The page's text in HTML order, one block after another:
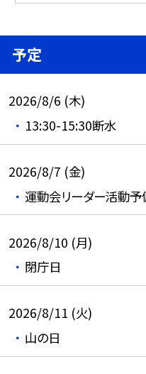
予定
2026/8/6 (木)
13:30-15:30断水
2026/8/7 (金)
運動会リーダー活動予
2026/8/10 (月)
閉庁日
2026/8/11 (火)
山の日